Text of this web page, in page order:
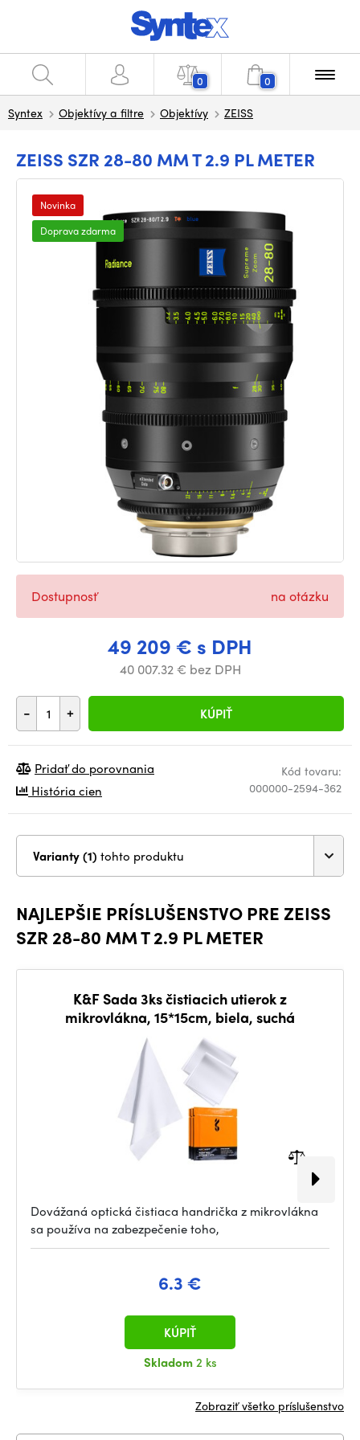
0 0
Syntex Objektívy a filtre Objektívy ZEISS
ZEISS SZR 28-80 MM T 2.9 PL METER
Novinka
Doprava zdarma
49 209 € s DPH
40 007.32 € bez DPH
- + KÚPIŤ
Dostupnosť na otázku
Kód tovaru:
000000-2594-362
Pridať do porovnania
História cien
Varianty (1) tohto produktu
NAJLEPŠIE PRÍSLUŠENSTVO PRE ZEISS
SZR 28-80 MM T 2.9 PL METER
K&F Sada 3ks čistiacich utierok z
mikrovlákna, 15*15cm, biela, suchá
Dovážaná optická čistiaca handrička z mikrovlákna
sa používa na zabezpečenie toho,
6.3 €
Skladom2 ks
KÚPIŤ
Zobraziť všetko príslušenstvo